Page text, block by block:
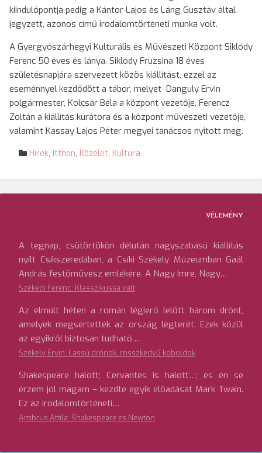
kiindulópontja pedig a Kántor Lajos és Láng Gusztáv által
jegyzett, azonos című irodalomtörténeti munka volt.
A Gyergyószárhegyi Kulturális és Művészeti Központ Siklódy
Ferenc 50 éves és lánya, Siklódy Fruzsina 18 éves
születésnapjára szervezett közös kiállítást, ezzel az
eseménnyel kezdődött a tábor, melyet Danguly Ervin
polgármester, Kolcsár Béla a központ vezetője, Ferencz
Zoltán a kiállítás kurátora és a központ művészeti vezetője,
valamint Kassay Lajos Péter megyei tanácsos nyitott meg.
Hírek, Itthon, Közélet, Kultúra
VÉLEMÉNY
A tegnap, csütörtökön délután nagyszabású kiállítás
nyílt Csíkszeredában, a Csíki Székely Múzeumban Gaál
András festőművész emlékére. A Nagy Imre, Nagy…
Székedi Ferenc: Klasszikussá vált
Az elmúlt héten a román légierő lelőtt három drónt,
amelyek megsértették az ország légterét. Ezek közül
az egyikről biztosan tudható,…
Székely Ervin: Lassú drónok, rosszkedvű koboldok
Shakespeare halott; Cervantes is halott…; és én se
érzem jól magam – kezdte egyik előadását Mark Twain.
Ez az irodalomtörténeti…
Ambrus Attila: Shakespeare és Newton